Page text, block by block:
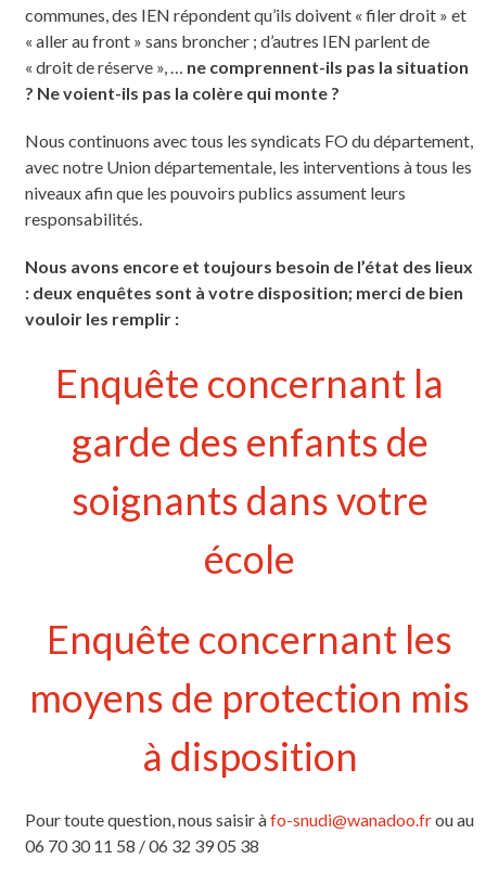
communes, des IEN répondent qu’ils doivent « filer droit » et
« aller au front » sans broncher ; d’autres IEN parlent de
« droit de réserve », … ne comprennent-ils pas la situation
? Ne voient-ils pas la colère qui monte ?
Nous continuons avec tous les syndicats FO du département,
avec notre Union départementale, les interventions à tous les
niveaux afin que les pouvoirs publics assument leurs
responsabilités.
Nous avons encore et toujours besoin de l’état des lieux
: deux enquêtes sont à votre disposition; merci de bien
vouloir les remplir :
Enquête concernant la
garde des enfants de
soignants dans votre
école
Enquête concernant les
moyens de protection mis
à disposition
Pour toute question, nous saisir àfo-snudi@wanadoo.frou au
06 70 30 11 58 / 06 32 39 05 38